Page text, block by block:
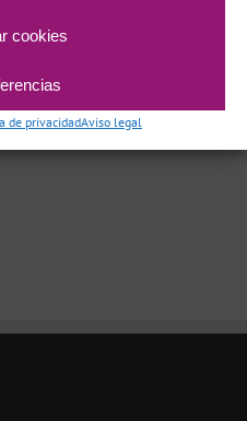
cookies
de privacidadAviso legal